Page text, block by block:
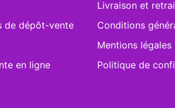
de dépôt-vente
en ligne
Livraison et
Conditions
Mentions légales
Politique de